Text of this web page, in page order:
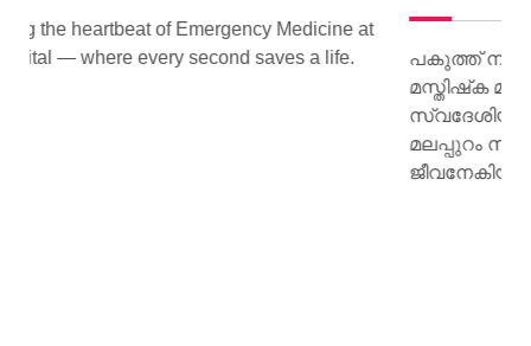
പകുത്ത് നല്‍കിയ ഹൃദയം വീണ്ടും മിടിച്ചു തുടങ്ങി.
സ്വദേശിയായ ജയി ജയകുമാറിന്റെ ഹൃദയമാണ്
മലപ്പുറം സ്വദേശിയായ 15 കാരിക്ക് പുതു